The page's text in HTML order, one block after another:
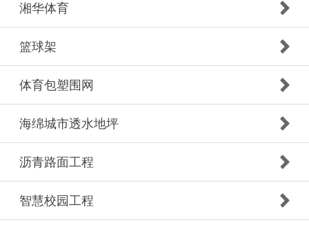
湘华体育
篮球架
体育包塑围网
海绵城市透水地坪
沥青路面工程
智慧校园工程